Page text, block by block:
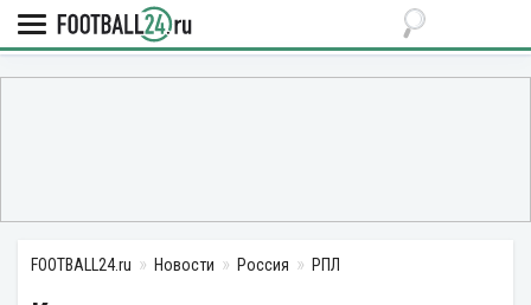
FOOTBALL24.ru Новости Россия РПЛ